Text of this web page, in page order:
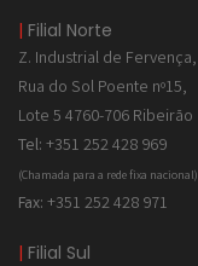
| Filial Norte
Z. Industrial de Fervença,
Rua do Sol Poente nº15,
Lote 5 4760-706 Ribeirão
Tel: +351 252 428 969
(Chamada para a rede fixa nacional)
Fax: +351 252 428 971
| Filial Sul